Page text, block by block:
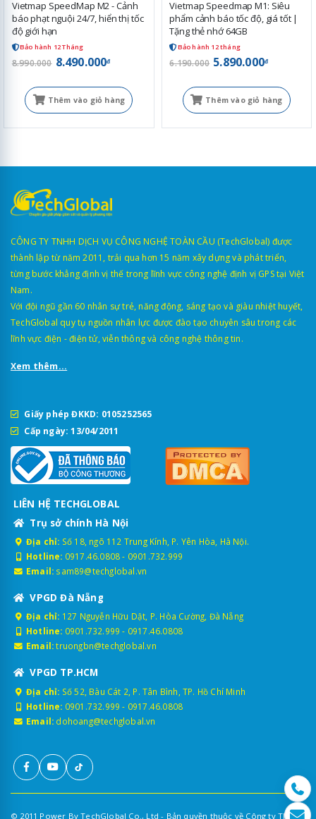
Vietmap SpeedMap M2 - Cảnh
báo phạt nguội 24/7, hiển thị tốc
độ giới hạn
Bảo hành 12 Tháng
8.990.000 8.490.000đ
Thêm vào giỏ hàng
Vietmap Speedmap M1: Siêu
phẩm cảnh báo tốc độ, giá tốt |
Tặng thẻ nhớ 64GB
Bảo hành 12 tháng
6.190.000 5.890.000đ
Thêm vào giỏ hàng
CÔNG TY TNHH DỊCH VỤ CÔNG NGHỆ TOÀN CẦU (TechGlobal) được
thành lập từ năm 2011, trải qua hơn 15 năm xây dựng và phát triển,
từng bước khẳng định vị thế trong lĩnh vực công nghệ định vị GPS tại Việt
Nam.
Với đội ngũ gần 60 nhân sự trẻ, năng động, sáng tạo và giàu nhiệt huyết,
TechGlobal quy tụ nguồn nhân lực được đào tạo chuyên sâu trong các
lĩnh vực điện - điện tử, viễn thông và công nghệ thông tin.
Xem thêm...
Giấy phép ĐKKD: 0105252565
Cấp ngày: 13/04/2011
LIÊN HỆ TECHGLOBAL
Trụ sở chính Hà Nội
Địa chỉ: Số 18, ngõ 112 Trung Kính, P. Yên Hòa, Hà Nội.
Hotline: 0917.46.0808- 0901.732.999
Email: sam89@techglobal.vn
VPGD Đà Nẵng
Địa chỉ: 127 Nguyễn Hữu Dật, P. Hòa Cường, Đà Nẵng
Hotline: 0901.732.999 - 0917.46.0808
Email: truongbn@techglobal.vn
VPGD TP.HCM
Địa chỉ: Số 52, Bàu Cát 2, P. Tân Bình, TP. Hồ Chí Minh
Hotline: 0901.732.999 - 0917.46.0808
Email: dohoang@techglobal.vn
© 2011 Power By TechGlobal Co., Ltd - Bản quyền thuộc về Công ty TNHH